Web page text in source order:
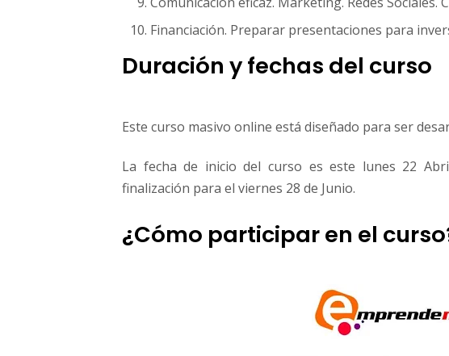
Financiación. Preparar presentaciones para
Duración y fechas del curso
Este curso masivo online está diseñado para ser
La fecha de inicio del curso es este lunes 22
finalización para el viernes 28 de Junio.
¿Cómo participar en el